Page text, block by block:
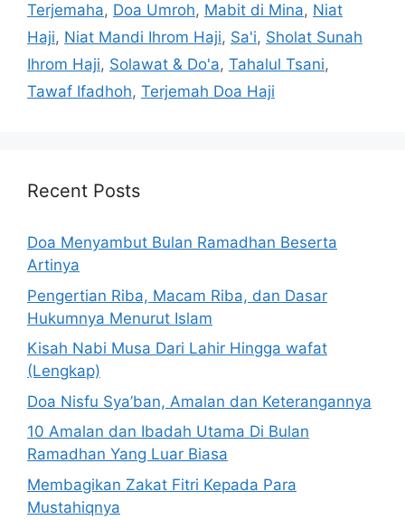
Terjemaha, Doa Umroh, Mabit di Mina, Niat
Haji, Niat Mandi Ihrom Haji, Sa'i, Sholat Sunah
Ihrom Haji, Solawat & Do'a, Tahalul Tsani,
Tawaf Ifadhoh, Terjemah Doa Haji
Recent Posts
Doa Menyambut Bulan Ramadhan Beserta
Artinya
Pengertian Riba, Macam Riba, dan Dasar
Hukumnya Menurut Islam
Kisah Nabi Musa Dari Lahir Hingga wafat
(Lengkap)
Doa Nisfu Sya’ban, Amalan dan Keterangannya
10 Amalan dan Ibadah Utama Di Bulan
Ramadhan Yang Luar Biasa
Membagikan Zakat Fitri Kepada Para
Mustahiqnya